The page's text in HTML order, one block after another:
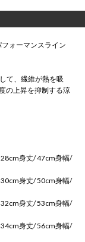
フォーマンスライン
て、繊維が熱を吸
の上昇を抑制する涼
身丈/ 47cm身幅/
身丈/ 50cm身幅/
身丈/ 53cm身幅/
身丈/ 56cm身幅/